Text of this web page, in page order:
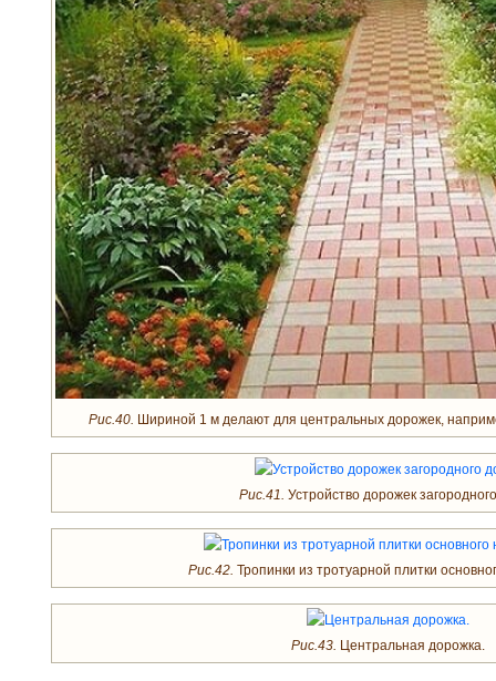
Рис.40. Шириной 1 м делают для центральных дорожек,
Рис.41. Устройство дорожек
Рис.42. Тропинки из тротуарной плитки
Рис.43. Центральная дорожка.